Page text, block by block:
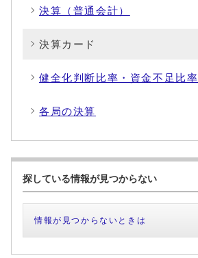
決算（普通会計）
決算カード
健全化判断比率・資金不足比率
各局の決算
探している情報が見つからない
情報が見つからないときは